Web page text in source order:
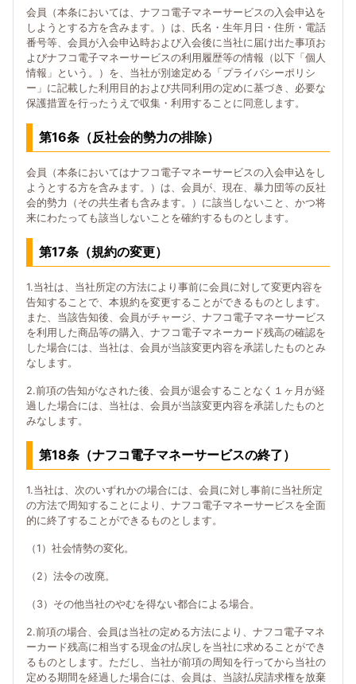
会員（本条においては、ナフコ電子マネーサービスの入会申込を
しようとする方を含みます。）は、氏名・生年月日・住所・電話
番号等、会員が入会申込時および入会後に当社に届け出た事項お
よびナフコ電子マネーサービスの利用履歴等の情報（以下「個人
情報」という。）を、当社が別途定める「プライバシーポリシ
ー」に記載した利用目的および共同利用の定めに基づき、必要な
保護措置を行ったうえで収集・利用することに同意します。
第16条（反社会的勢力の排除）
会員（本条においてはナフコ電子マネーサービスの入会申込をし
ようとする方を含みます。）は、会員が、現在、暴力団等の反社
会的勢力（その共生者も含みます。）に該当しないこと、かつ将
来にわたっても該当しないことを確約するものとします。
第17条（規約の変更）
1.当社は、当社所定の方法により事前に会員に対して変更内容を
告知することで、本規約を変更することができるものとします。
また、当該告知後、会員がチャージ、ナフコ電子マネーサービス
を利用した商品等の購入、ナフコ電子マネーカード残高の確認を
した場合には、当社は、会員が当該変更内容を承諾したものとみ
なします。
2.前項の告知がなされた後、会員が退会することなく１ヶ月が経
過した場合には、当社は、会員が当該変更内容を承諾したものと
みなします。
第18条（ナフコ電子マネーサービスの終了）
1.当社は、次のいずれかの場合には、会員に対し事前に当社所定
の方法で周知することにより、ナフコ電子マネーサービスを全面
的に終了することができるものとします。
（1）社会情勢の変化。
（2）法令の改廃。
（3）その他当社のやむを得ない都合による場合。
2.前項の場合、会員は当社の定める方法により、ナフコ電子マネ
ーカード残高に相当する現金の払戻しを当社に求めることができ
るものとします。ただし、当社が前項の周知を行ってから当社の
定める期間を経過した場合には、会員は、当該払戻請求権を放棄